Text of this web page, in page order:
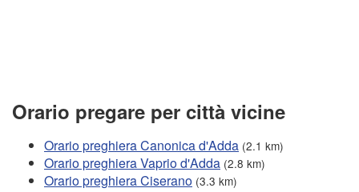
Orario pregare per città vicine
Orario preghiera Canonica d'Adda (2.1 km)
Orario preghiera Vaprio d'Adda (2.8 km)
Orario preghiera Ciserano (3.3 km)